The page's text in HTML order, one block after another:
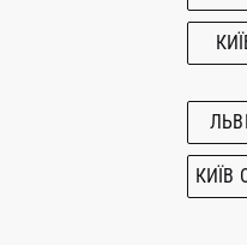
КИЇВ